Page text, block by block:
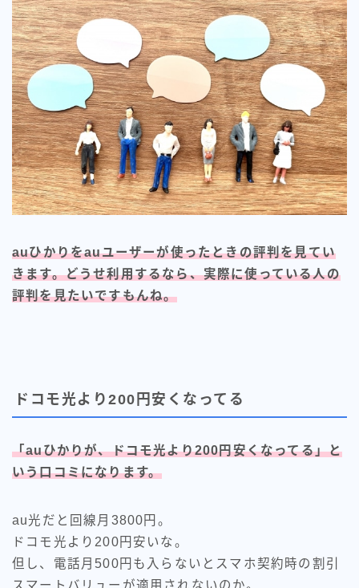
auひかりをauユーザーが使ったときの評判を見てい
きます。どうせ利用するなら、実際に使っている人の
評判を見たいですもんね。
ドコモ光より200円安くなってる
「auひかりが、ドコモ光より200円安くなってる」と
いう口コミになります。
au光だと回線月3800円。
ドコモ光より200円安いな。
但し、電話月500円も入らないとスマホ契約時の割引